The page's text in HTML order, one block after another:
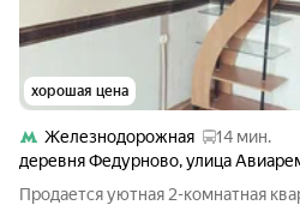
хорошая цена
Железнодорожная
14 мин.
деревня Федурново,улица
Продается уютная 2-комнатная